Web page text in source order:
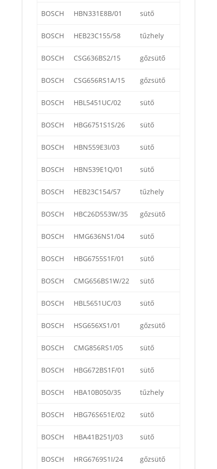
BOSCH HBN331E8B/01 sütő
BOSCH HEB23C155/58 tűzhely
BOSCH CSG636BS2/15 gőzsütő
BOSCH CSG656RS1A/15 gőzsütő
BOSCH HBL5451UC/02 sütő
BOSCH HBG6751S1S/26 sütő
BOSCH HBN559E3I/03 sütő
BOSCH HBN539E1Q/01 sütő
BOSCH HEB23C154/57 tűzhely
BOSCH HBC26D553W/35 gőzsütő
BOSCH HMG636NS1/04 sütő
BOSCH HBG6755S1F/01 sütő
BOSCH CMG656BS1W/22 sütő
BOSCH HBL5651UC/03 sütő
BOSCH HSG656XS1/01 gőzsütő
BOSCH CMG856RS1/05 sütő
BOSCH HBG672BS1F/01 sütő
BOSCH HBA10B050/35 tűzhely
BOSCH HBG76S651E/02 sütő
BOSCH HBA41B251J/03 sütő
BOSCH HRG6769S1I/24 gőzsütő